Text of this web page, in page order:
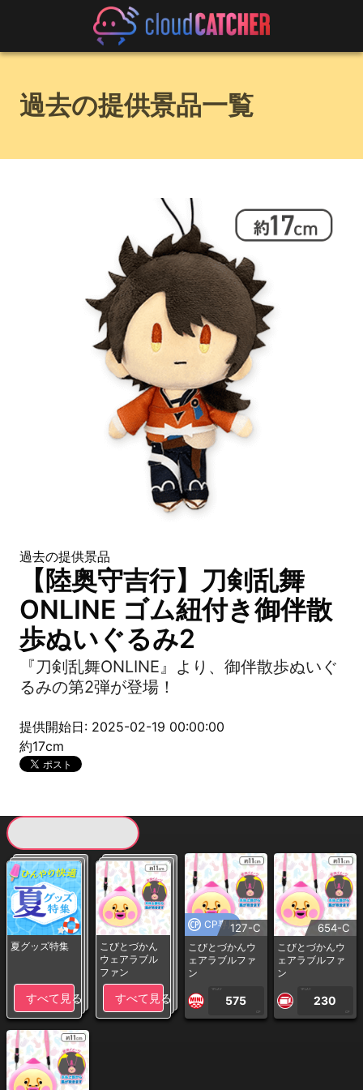
過去の提供景品一覧
過去の提供景品
【陸奥守吉行】刀剣乱舞
ONLINE ゴム紐付き御伴散
歩ぬいぐるみ2
『刀剣乱舞ONLINE』より、御伴散歩ぬいぐ
るみの第2弾が登場！
提供開始日: 2025-02-19 00:00:00
約17cm
夏グッズ特集
すべて見る
こびとづかん
ウェアラブル
ファン
すべて見る
CP専用127-C
こびとづかんウ
ェアラブルファ
ン
1PLAY
575
CP
654-C
こびとづかんウ
ェアラブルファ
ン
1PLAY
230
CP